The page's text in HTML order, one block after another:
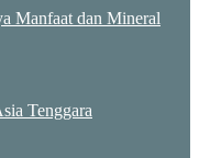
Manfaat dan Mineral
Tenggara